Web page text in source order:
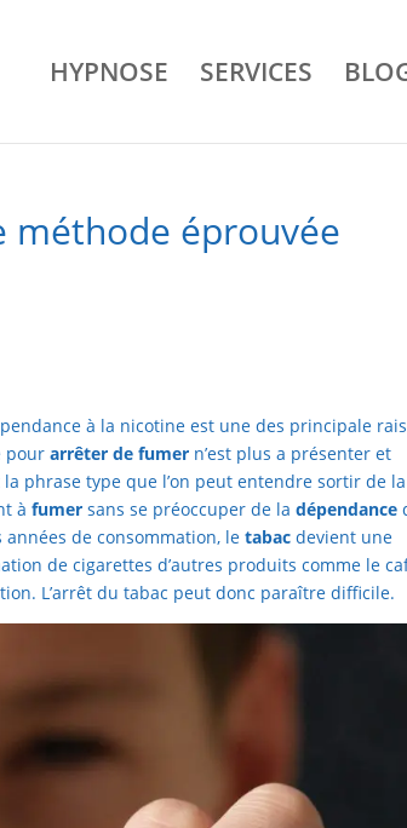
HYPNOSE SERVICES
méthode éprouvée
à la nicotine est une des principale
pourarrêter de fumer n’est plus a présenter et
la phrase type que l’on peut entendre sortir de la
àfumersans se préoccuper de ladépendance
années de consommation, letabacdevient une
de cigarettes d’autres produits comme le
L’arrêt du tabac peut donc paraître difficile.